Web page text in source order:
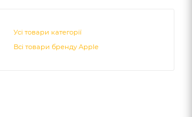
Усі товари категорії
Всі товари бренду Apple